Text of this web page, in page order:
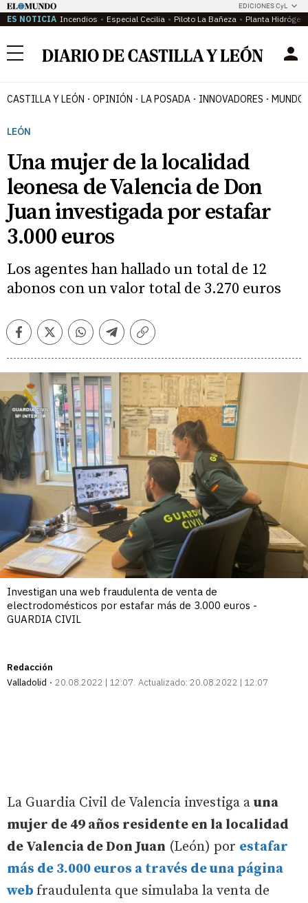
EDICIONES CyL
ES NOTICIA Incendios Especial Cecilia Piloto La Bañeza Planta
Menú
CASTILLA Y LEÓN OPINIÓN LA POSADA INNOVADORES MUNDO
LEÓN
Una mujer de la localidad
leonesa de Valencia de Don
Juan investigada por estafar
3.000 euros
Los agentes han hallado un total de 12
abonos con un valor total de 3.270 euros
FacebookTwitterWhatsappTelegramCopiar
Investigan una web fraudulenta de venta de
electrodomésticos por estafar más de 3.000 euros -
GUARDIA CIVIL
Redacción
Valladolid
20.08.2022 | 12:07 Actualizado: 20.08.2022 | 12:07
La Guardia Civil de Valencia investiga a una
mujer de 49 años residente en la localidad
de Valencia de Don Juan (León) por estafar
más de 3.000 euros a través de una página
web fraudulenta que simulaba la venta de